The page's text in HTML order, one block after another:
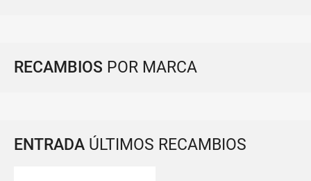
RECAMBIOS POR MARCA
ENTRADA ÚLTIMOS RECAMBIOS